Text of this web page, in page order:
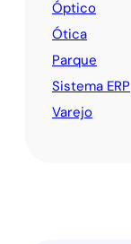
Óptico
Ótica
Parque
Sistema ERP
Varejo